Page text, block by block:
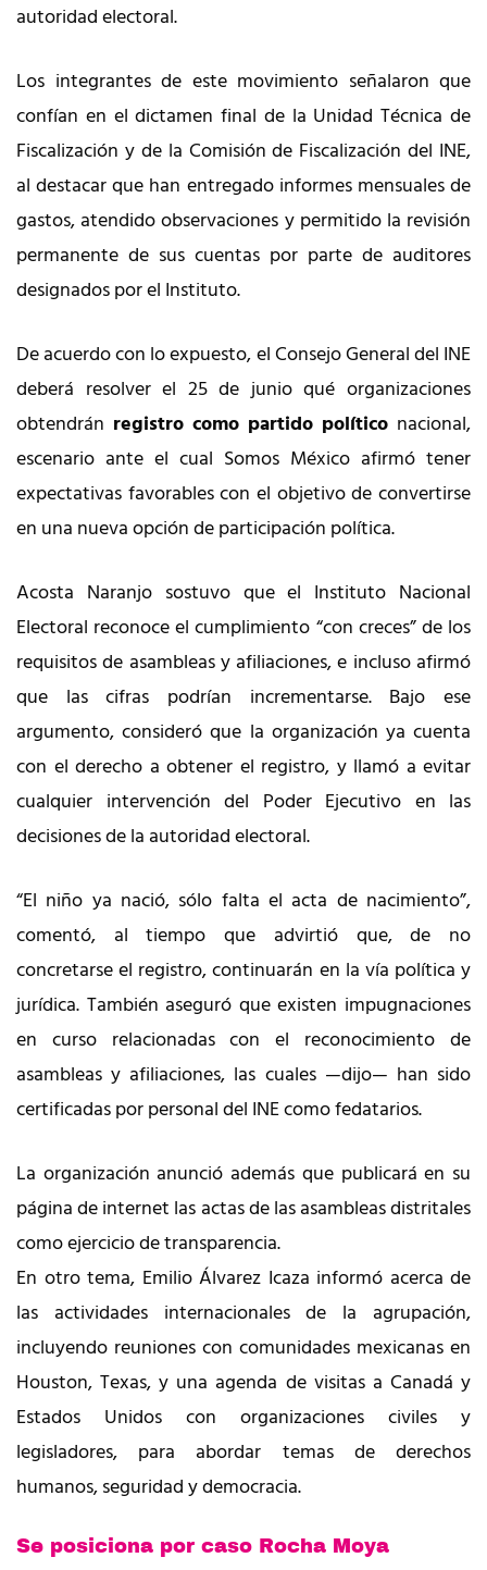
autoridad electoral.
Los integrantes de este movimiento señalaron que
confían en el dictamen final de la Unidad Técnica de
Fiscalización y de la Comisión de Fiscalización del INE,
al destacar que han entregado informes mensuales de
gastos, atendido observaciones y permitido la revisión
permanente de sus cuentas por parte de auditores
designados por el Instituto.
De acuerdo con lo expuesto, el Consejo General del INE
deberá resolver el 25 de junio qué organizaciones
obtendrán registro como partido político nacional,
escenario ante el cual Somos México afirmó tener
expectativas favorables con el objetivo de convertirse
en una nueva opción de participación política.
Acosta Naranjo sostuvo que el Instituto Nacional
Electoral reconoce el cumplimiento “con creces” de los
requisitos de asambleas y afiliaciones, e incluso afirmó
que las cifras podrían incrementarse. Bajo ese
argumento, consideró que la organización ya cuenta
con el derecho a obtener el registro, y llamó a evitar
cualquier intervención del Poder Ejecutivo en las
decisiones de la autoridad electoral.
“El niño ya nació, sólo falta el acta de nacimiento”,
comentó, al tiempo que advirtió que, de no
concretarse el registro, continuarán en la vía política y
jurídica. También aseguró que existen impugnaciones
en curso relacionadas con el reconocimiento de
asambleas y afiliaciones, las cuales —dijo— han sido
certificadas por personal del INE como fedatarios.
La organización anunció además que publicará en su
página de internet las actas de las asambleas distritales
como ejercicio de transparencia.
En otro tema, Emilio Álvarez Icaza informó acerca de
las actividades internacionales de la agrupación,
incluyendo reuniones con comunidades mexicanas en
Houston, Texas, y una agenda de visitas a Canadá y
Estados Unidos con organizaciones civiles y
legisladores, para abordar temas de derechos
humanos, seguridad y democracia.
Se posiciona por caso Rocha Moya